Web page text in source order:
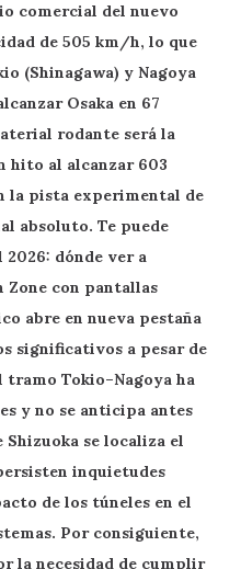
comercial del nuevo
de 505 km/h, lo que
(Shinagawa) y Nagoya
Osaka en 67
rodante será la
hito al alcanzar 603
la pista experimental de
absoluto. Te puede
dónde ver a
Zone con pantallas
abre en nueva pestaña
significativos a pesar de
Tokio–Nagoya ha
y no se anticipa antes
se localiza el
inquietudes
de los túneles en el
Por consiguiente,
la necesidad de cumplir